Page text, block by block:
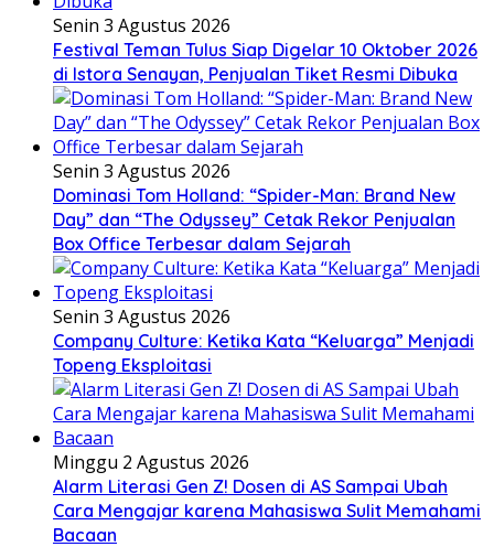
Senin 3 Agustus 2026
Festival Teman Tulus Siap Digelar 10 Oktober 2026
di Istora Senayan, Penjualan Tiket Resmi Dibuka
Senin 3 Agustus 2026
Dominasi Tom Holland: “Spider-Man: Brand New
Day” dan “The Odyssey” Cetak Rekor Penjualan
Box Office Terbesar dalam Sejarah
Senin 3 Agustus 2026
Company Culture: Ketika Kata “Keluarga” Menjadi
Topeng Eksploitasi
Minggu 2 Agustus 2026
Alarm Literasi Gen Z! Dosen di AS Sampai Ubah
Cara Mengajar karena Mahasiswa Sulit Memahami
Bacaan